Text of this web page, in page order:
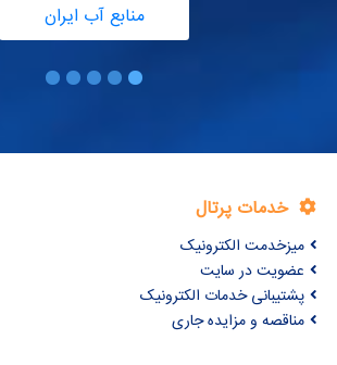
منابع آب ایران
خدمات پرتال
میزخدمت الکترونیک
عضویت در سایت
پشتیبانی خدمات الکترونیک
مناقصه و مزایده جاری